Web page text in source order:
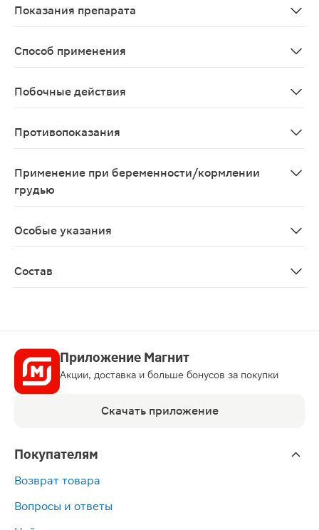
Показания препарата
Способ применения
Побочные действия
Противопоказания
Применение при беременности/кормлении
грудью
Особые указания
Состав
Приложение Магнит
Акции, доставка и больше бонусов за покупки
Скачать приложение
Покупателям
Возврат товара
Вопросы и ответы